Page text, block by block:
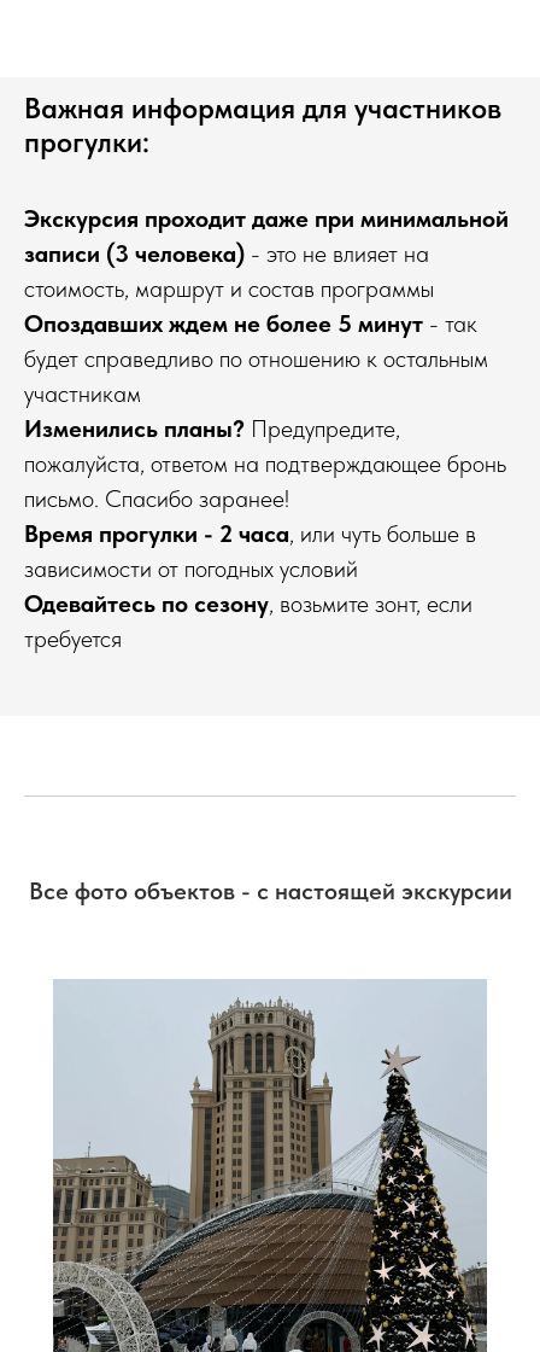
Важная информация для участников
прогулки:
Экскурсия проходит даже при минимальной
записи (3 человека) - это не влияет на
стоимость, маршрут и состав программы
Опоздавших ждем не более 5 минут - так
будет справедливо по отношению к остальным
участникам
Изменились планы? Предупредите,
пожалуйста, ответом на подтверждающее бронь
письмо. Спасибо заранее!
Время прогулки - 2 часа, или чуть больше в
зависимости от погодных условий
Одевайтесь по сезону, возьмите зонт, если
требуется
Все фото объектов - с настоящей экскурсии